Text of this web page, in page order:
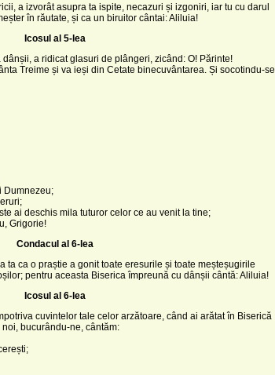
a izvorât asupra ta ispite, necazuri și izgoniri, iar tu cu darul
în răutate, și ca un biruitor cântai: Aliluia!
Icosul al 5-lea
a ridicat glasuri de plângeri, zicând: O! Părinte!
Treime și va ieși din Cetate binecuvântarea. Și socotindu-se
Dumnezeu;
ai deschis mila tuturor celor ce au venit la tine;
Grigorie!
Condacul al 6-lea
ta ca o praștie a gonit toate eresurile și toate meșteșugirile
pentru aceasta Biserica împreună cu dânșii cântă: Aliluia!
Icosul al 6-lea
cuvintelor tale celor arzătoare, când ai arătat în Biserică
bucurându-ne, cântăm: